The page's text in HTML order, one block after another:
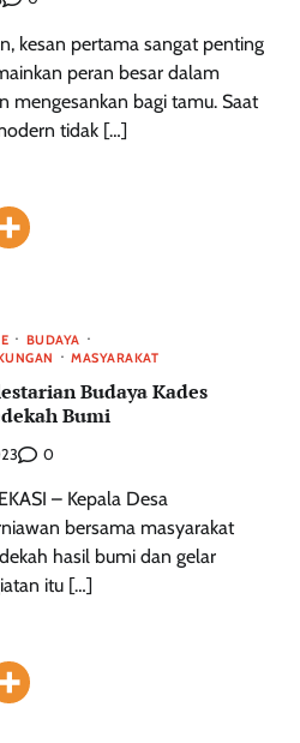
kesan pertama sangat penting
peran besar dalam
mengesankan bagi tamu. Saat
tidak […]
BUDAYA
MASYARAKAT
Budaya Kades
Bumi
0
– Kepala Desa
bersama masyarakat
hasil bumi dan gelar
itu […]